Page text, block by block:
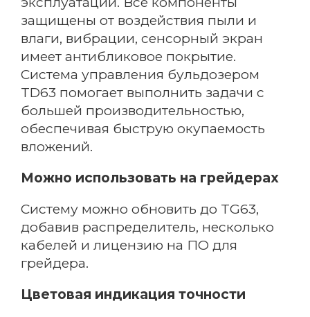
защищены от воздействия пыли и
влаги, вибрации, сенсорный экран
имеет антибликовое покрытие.
Система управления бульдозером
TD63 помогает выполнить задачи с
большей производительностью,
обеспечивая быструю окупаемость
вложений.
Можно использовать на грейдерах
Систему можно обновить до TG63,
добавив распределитель, несколько
кабелей и лицензию на ПО для
грейдера.
Цветовая индикация точности
Название компании
Регион